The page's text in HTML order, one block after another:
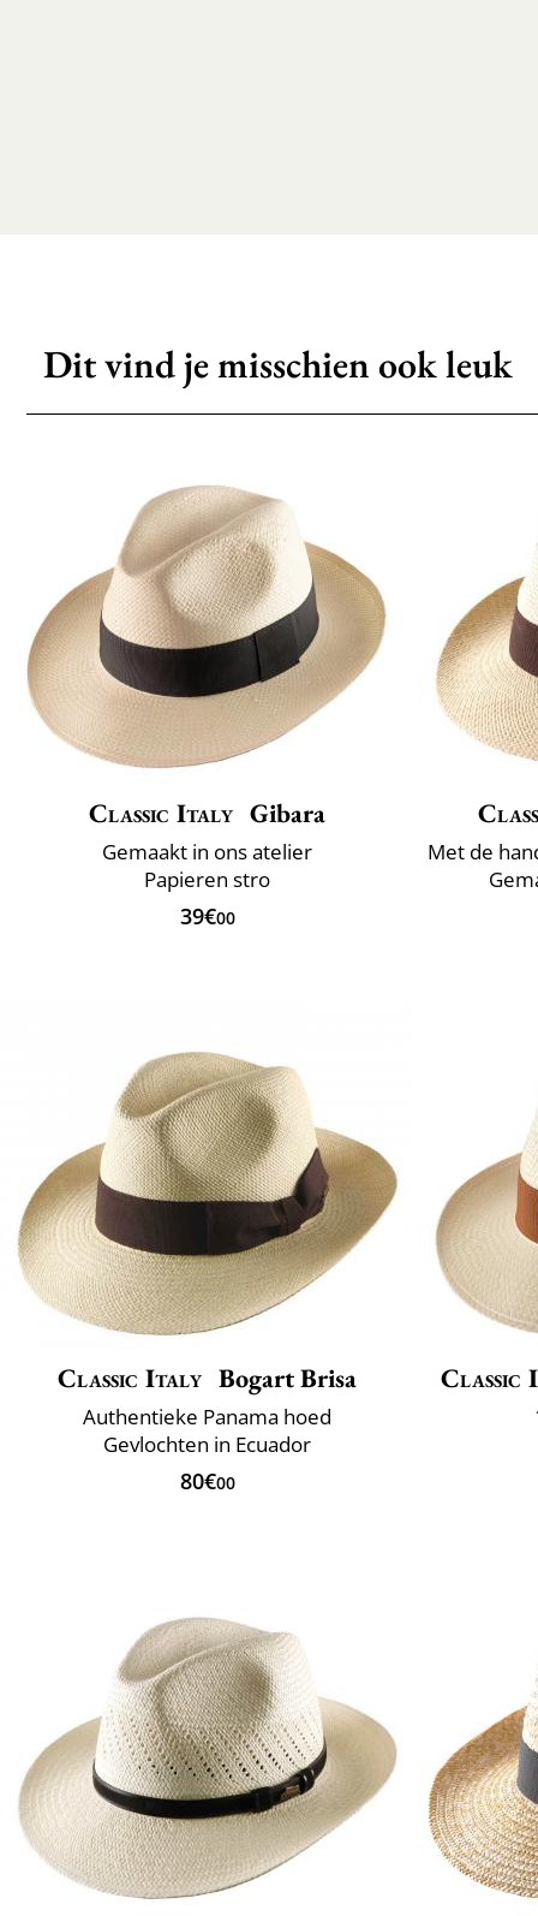
Dit vind je misschien ook leuk
Classic Italy Gibara
Gemaakt in ons atelier
Papieren stro
39€00
Classic Italy Bogart Brisa
Authentieke Panama hoed
Gevlochten in Ecuador
80€00
Classic